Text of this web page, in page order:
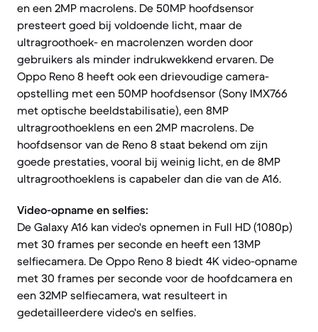
en een 2MP macrolens. De 50MP hoofdsensor
presteert goed bij voldoende licht, maar de
ultragroothoek- en macrolenzen worden door
gebruikers als minder indrukwekkend ervaren. De
Oppo Reno 8 heeft ook een drievoudige camera-
opstelling met een 50MP hoofdsensor (Sony IMX766
met optische beeldstabilisatie), een 8MP
ultragroothoeklens en een 2MP macrolens. De
hoofdsensor van de Reno 8 staat bekend om zijn
goede prestaties, vooral bij weinig licht, en de 8MP
ultragroothoeklens is capabeler dan die van de A16.
Video-opname en selfies:
De Galaxy A16 kan video's opnemen in Full HD (1080p)
met 30 frames per seconde en heeft een 13MP
selfiecamera. De Oppo Reno 8 biedt 4K video-opname
met 30 frames per seconde voor de hoofdcamera en
een 32MP selfiecamera, wat resulteert in
gedetailleerdere video's en selfies.